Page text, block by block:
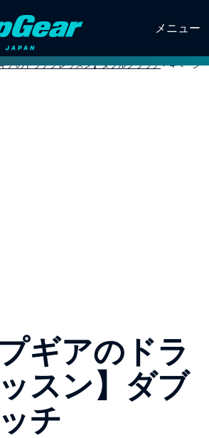
メニュー
アのドラテクレッスン】ダブルクラッチ > 4ページ
ギアのドラ
スン】ダブ
チ